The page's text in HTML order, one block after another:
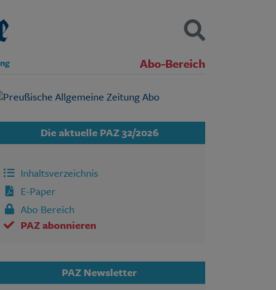
Abo-Bereich
Kontakt
Datenschutz
SUCHEN
Die aktuelle PAZ 32/2026
Inhaltsverzeichnis
E-Paper
Abo Bereich
PAZ abonnieren
PAZ Newsletter